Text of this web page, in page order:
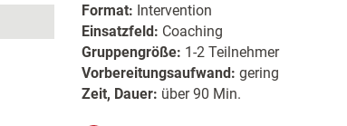
Format: Intervention
Einsatzfeld: Coaching
Gruppengröße: 1-2 Teilnehmer
Vorbereitungsaufwand: gering
Zeit, Dauer: über 90 Min.